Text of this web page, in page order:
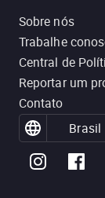
Sobre nós
Trabalhe
Central de
Reportar um
Contato
Brasil